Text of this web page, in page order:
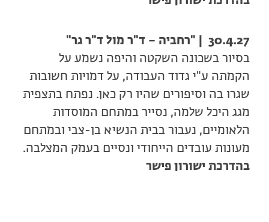
30.4.27 | "רחביה – ד"ר מול ד"ר גר"
בסיור בשכונה השקטה והיפה נשמע על
הקמתה ע"י גדוד העבודה, על דמויות חשובות
שגרו בה וסיפורים שהיו רק כאן. נפתח בתצפית
מגג היכל שלמה, נסייר במתחם המוסדות
הלאומיים, נעבור בבית הנשיא בן-צבי ובמתחם
מעונות עובדים הייחודי ונסיים בעמק המצלבה.
בהדרכת ישורון פישר